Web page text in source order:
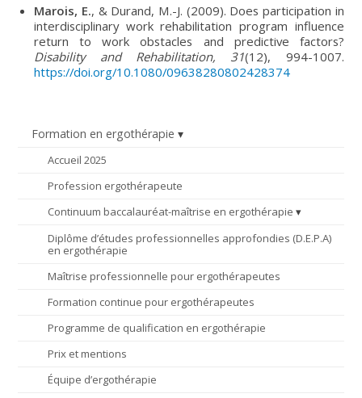
Formation en ergothérapie
Accueil 2025
Profession ergothérapeute
Continuum baccalauréat-maîtrise en ergothérapie
Diplôme d’études professionnelles approfondies (D.E.P.A)
en ergothérapie
Maîtrise professionnelle pour ergothérapeutes
Formation continue pour ergothérapeutes
Programme de qualification en ergothérapie
Prix et mentions
Équipe d’ergothérapie
Marois, E., & Durand, M.-J. (2009). Does participation in
interdisciplinary work rehabilitation program influence
return to work obstacles and predictive factors?
Disability and Rehabilitation, 31(12), 994-1007.
https://doi.org/10.1080/09638280802428374